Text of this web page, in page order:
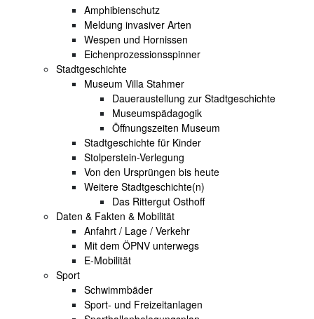
Amphibienschutz
Meldung invasiver Arten
Wespen und Hornissen
Eichenprozessionsspinner
Stadtgeschichte
Museum Villa Stahmer
Daueraustellung zur Stadtgeschichte
Museumspädagogik
Öffnungszeiten Museum
Stadtgeschichte für Kinder
Stolperstein-Verlegung
Von den Ursprüngen bis heute
Weitere Stadtgeschichte(n)
Das Rittergut Osthoff
Daten & Fakten & Mobilität
Anfahrt / Lage / Verkehr
Mit dem ÖPNV unterwegs
E-Mobilität
Sport
Schwimmbäder
Sport- und Freizeitanlagen